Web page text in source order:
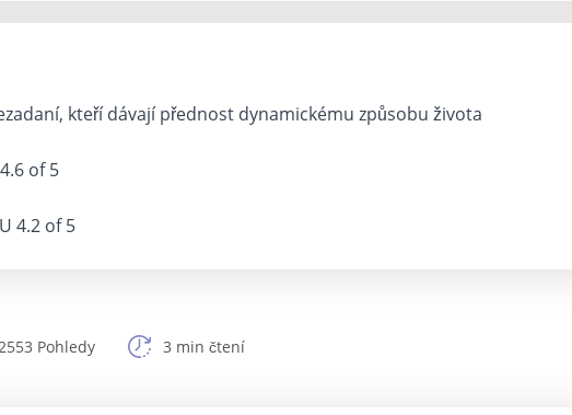
kteří dávají přednost dynamickému způsobu života
4.6 of 5
4.2 of 5
Pohledy 3 min čtení